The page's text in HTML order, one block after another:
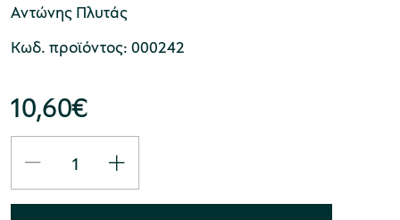
Αντώνης Πλυτάς
Κωδ. προϊόντος: 000242
10,60€